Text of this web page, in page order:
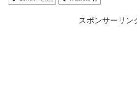
スポンサーリン